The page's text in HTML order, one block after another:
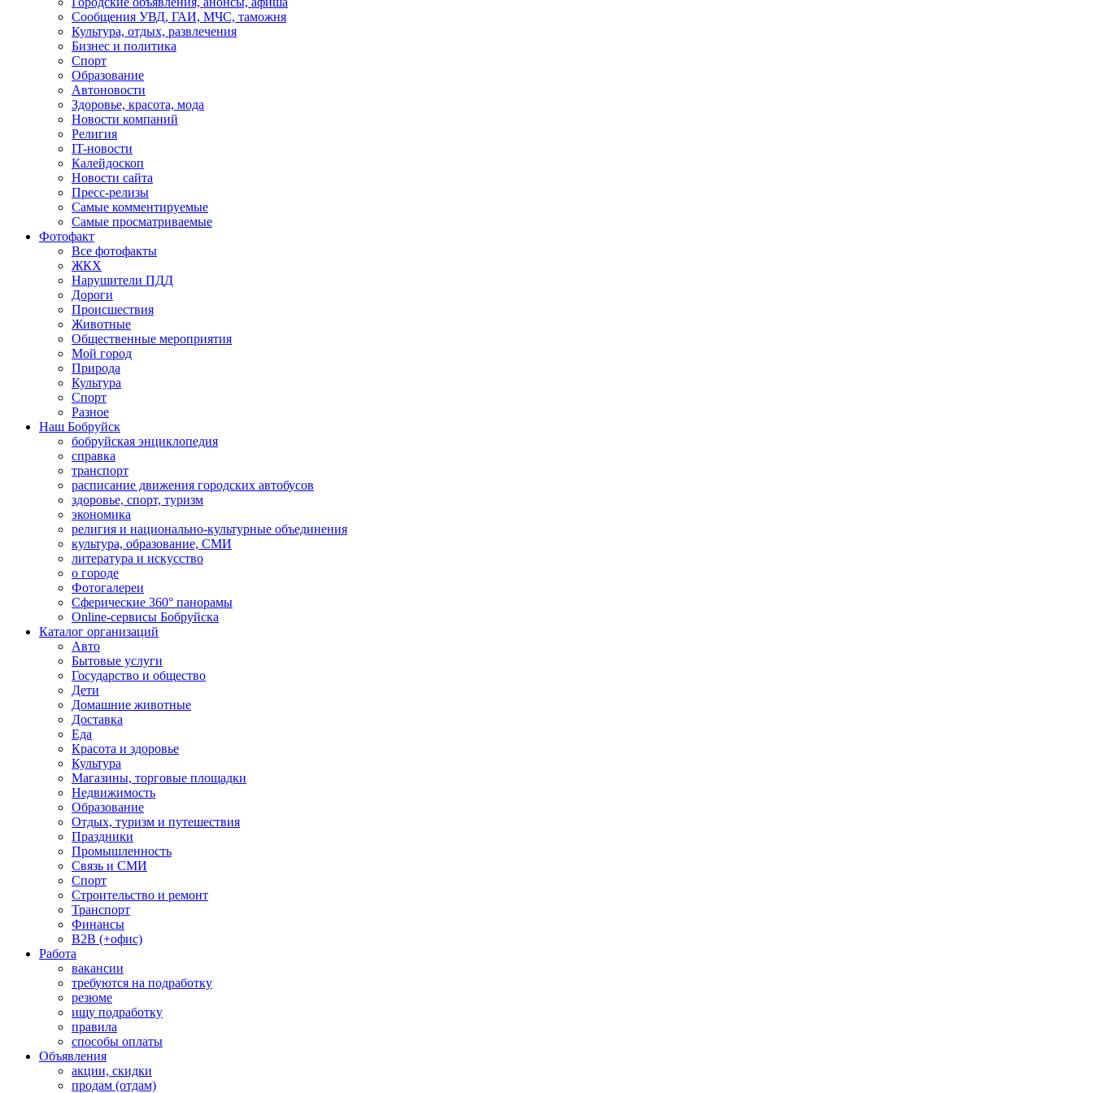
Сообщения УВД, ГАИ, МЧС, таможня
Культура, отдых, развлечения
Бизнес и политика
Спорт
Образование
Автоновости
Здоровье, красота, мода
Новости компаний
Религия
IT-новости
Калейдоскоп
Новости сайта
Пресс-релизы
Самые комментируемые
Самые просматриваемые
Фотофакт
Все фотофакты
ЖКХ
Нарушители ПДД
Дороги
Происшествия
Животные
Общественные мероприятия
Мой город
Природа
Культура
Спорт
Разное
Наш Бобруйск
бобруйская энциклопедия
справка
транспорт
расписание движения городских автобусов
здоровье, спорт, туризм
экономика
религия и национально-культурные объединения
культура, образование, СМИ
литература и искусство
о городе
Фотогалереи
Сферические 360° панорамы
Online-сервисы Бобруйска
Каталог организаций
Авто
Бытовые услуги
Государство и общество
Дети
Домашние животные
Доставка
Еда
Красота и здоровье
Культура
Магазины, торговые площадки
Недвижимость
Образование
Отдых, туризм и путешествия
Праздники
Промышленность
Связь и СМИ
Спорт
Строительство и ремонт
Транспорт
Финансы
B2B (+офис)
Работа
вакансии
требуются на подработку
резюме
ищу подработку
правила
способы оплаты
Объявления
акции, скидки
продам (отдам)